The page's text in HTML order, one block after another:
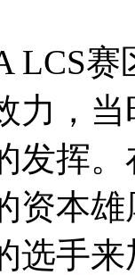
LCS
力，
发挥
资本
选手